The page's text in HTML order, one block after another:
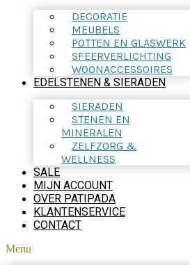
DECORATIE
MEUBELS
POTTEN EN GLASWERK
SFEERVERLICHTING
WOONACCESSOIRES
EDELSTENEN & SIERADEN
SIERADEN
STENEN EN
MINERALEN
ZELFZORG &
WELLNESS
SALE
MIJN ACCOUNT
OVER PATIPADA
KLANTENSERVICE
CONTACT
Menu